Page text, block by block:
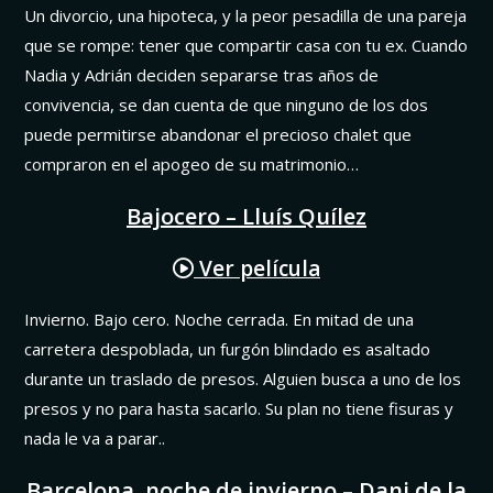
Un divorcio, una hipoteca, y la peor pesadilla de una pareja
que se rompe: tener que compartir casa con tu ex. Cuando
Nadia y Adrián deciden separarse tras años de
convivencia, se dan cuenta de que ninguno de los dos
puede permitirse abandonar el precioso chalet que
compraron en el apogeo de su matrimonio…
Bajocero – Lluís Quílez
Ver película
Invierno. Bajo cero. Noche cerrada. En mitad de una
carretera despoblada, un furgón blindado es asaltado
durante un traslado de presos. Alguien busca a uno de los
presos y no para hasta sacarlo. Su plan no tiene fisuras y
nada le va a parar..